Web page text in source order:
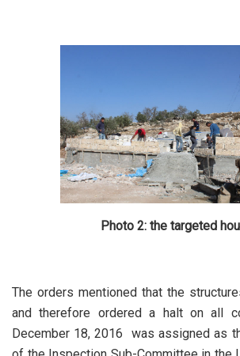
Photo 2: the targeted
The orders mentioned that the
and therefore ordered a halt on all
December 18, 2016 was assigned as